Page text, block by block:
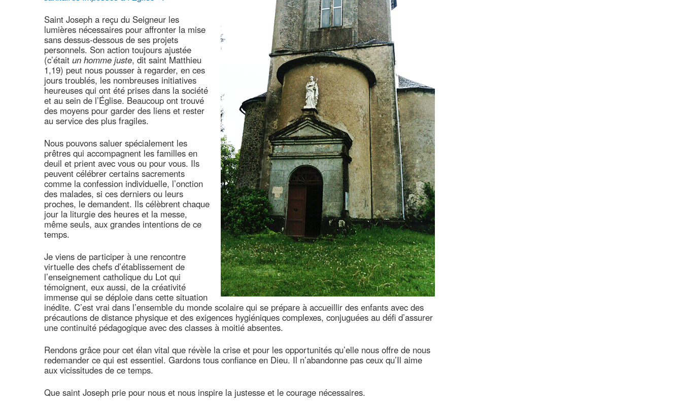
Saint Joseph a reçu du Seigneur les
lumières nécessaires pour affronter la mise
sans dessus-dessous de ses projets
personnels. Son action toujours ajustée
(c’était un homme juste, dit saint Matthieu
1,19) peut nous pousser à regarder, en ces
jours troublés, les nombreuses initiatives
heureuses qui ont été prises dans la société
et au sein de l’Église. Beaucoup ont trouvé
des moyens pour garder des liens et rester
au service des plus fragiles.
Nous pouvons saluer spécialement les
prêtres qui accompagnent les familles en
deuil et prient avec vous ou pour vous. Ils
peuvent célébrer certains sacrements
comme la confession individuelle, l’onction
des malades, si ces derniers ou leurs
proches, le demandent. Ils célèbrent chaque
jour la liturgie des heures et la messe,
même seuls, aux grandes intentions de ce
temps.
Je viens de participer à une rencontre
virtuelle des chefs d’établissement de
l’enseignement catholique du Lot qui
témoignent, eux aussi, de la créativité
immense qui se déploie dans cette situation
inédite. C’est vrai dans l’ensemble du monde scolaire qui se prépare à accueillir des enfants avec des
précautions de distance physique et des exigences hygiéniques complexes, conjuguées au défi d’assurer
une continuité pédagogique avec des classes à moitié absentes.
Rendons grâce pour cet élan vital que révèle la crise et pour les opportunités qu’elle nous offre de nous
redemander ce qui est essentiel. Gardons tous confiance en Dieu. Il n’abandonne pas ceux qu’Il aime
aux vicissitudes de ce temps.
Que saint Joseph prie pour nous et nous inspire la justesse et le courage nécessaires.